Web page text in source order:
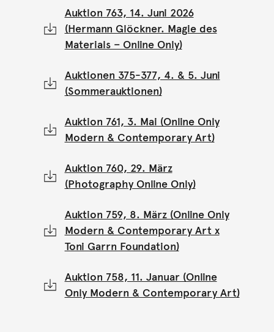
Auktion 763, 14. Juni 2026
(Hermann Glöckner. Magie des
Materials – Online Only)
Auktionen 375-377, 4. & 5. Juni
(Sommerauktionen)
Auktion 761, 3. Mai (Online Only
Modern & Contemporary Art)
Auktion 760, 29. März
(Photography Online Only)
Auktion 759, 8. März (Online Only
Modern & Contemporary Art x
Toni Garrn Foundation)
Auktion 758, 11. Januar (Online
Only Modern & Contemporary Art)